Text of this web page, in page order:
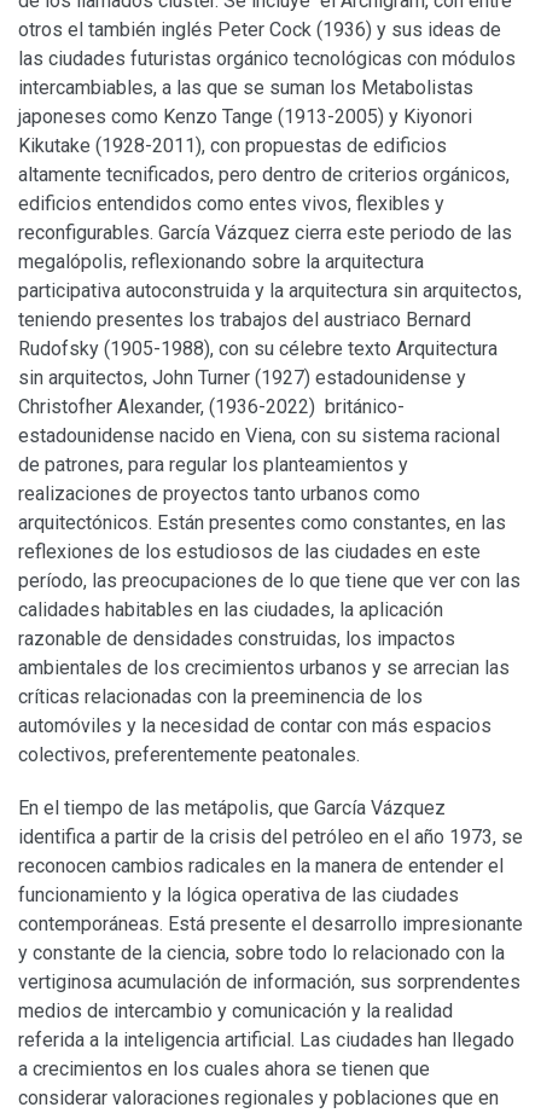
otros el también inglés Peter Cock (1936) y sus ideas de
las ciudades futuristas orgánico tecnológicas con módulos
intercambiables, a las que se suman los Metabolistas
japoneses como Kenzo Tange (1913-2005) y Kiyonori
Kikutake (1928-2011), con propuestas de edificios
altamente tecnificados, pero dentro de criterios orgánicos,
edificios entendidos como entes vivos, flexibles y
reconfigurables. García Vázquez cierra este periodo de las
megalópolis, reflexionando sobre la arquitectura
participativa autoconstruida y la arquitectura sin arquitectos,
teniendo presentes los trabajos del austriaco Bernard
Rudofsky (1905-1988), con su célebre texto Arquitectura
sin arquitectos, John Turner (1927) estadounidense y
Christofher Alexander, (1936-2022) británico-
estadounidense nacido en Viena, con su sistema racional
de patrones, para regular los planteamientos y
realizaciones de proyectos tanto urbanos como
arquitectónicos. Están presentes como constantes, en las
reflexiones de los estudiosos de las ciudades en este
período, las preocupaciones de lo que tiene que ver con las
calidades habitables en las ciudades, la aplicación
razonable de densidades construidas, los impactos
ambientales de los crecimientos urbanos y se arrecian las
críticas relacionadas con la preeminencia de los
automóviles y la necesidad de contar con más espacios
colectivos, preferentemente peatonales.
En el tiempo de las metápolis, que García Vázquez
identifica a partir de la crisis del petróleo en el año 1973, se
reconocen cambios radicales en la manera de entender el
funcionamiento y la lógica operativa de las ciudades
contemporáneas. Está presente el desarrollo impresionante
y constante de la ciencia, sobre todo lo relacionado con la
vertiginosa acumulación de información, sus sorprendentes
medios de intercambio y comunicación y la realidad
referida a la inteligencia artificial. Las ciudades han llegado
a crecimientos en los cuales ahora se tienen que
considerar valoraciones regionales y poblaciones que en